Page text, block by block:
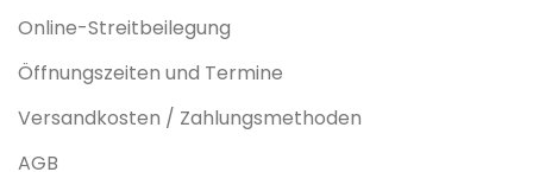
Online-Streitbeilegung
Öffnungszeiten und Termine
Versandkosten / Zahlungsmethoden
AGB